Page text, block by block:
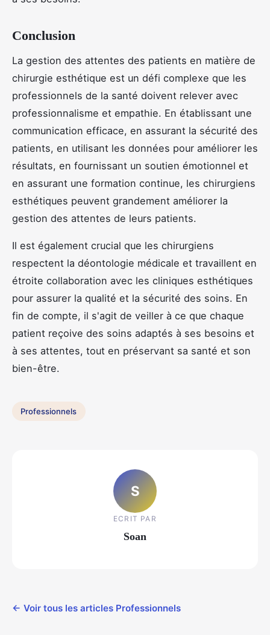
Conclusion
La gestion des attentes des patients en matière de
chirurgie esthétique est un défi complexe que les
professionnels de la santé doivent relever avec
professionnalisme et empathie. En établissant une
communication efficace, en assurant la sécurité des
patients, en utilisant les données pour améliorer les
résultats, en fournissant un soutien émotionnel et
en assurant une formation continue, les chirurgiens
esthétiques peuvent grandement améliorer la
gestion des attentes de leurs patients.
Il est également crucial que les chirurgiens
respectent la déontologie médicale et travaillent en
étroite collaboration avec les cliniques esthétiques
pour assurer la qualité et la sécurité des soins. En
fin de compte, il s'agit de veiller à ce que chaque
patient reçoive des soins adaptés à ses besoins et
à ses attentes, tout en préservant sa santé et son
bien-être.
Professionnels
S
ECRIT PAR
Soan
← Voir tous les articles Professionnels